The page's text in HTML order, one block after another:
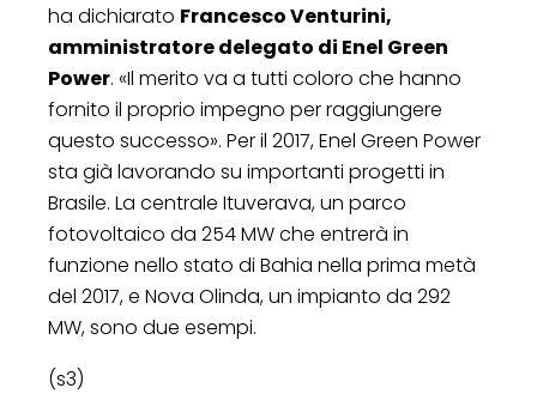
ha dichiarato Francesco Venturini,
amministratore delegato di Enel Green
Power. «Il merito va a tutti coloro che hanno
fornito il proprio impegno per raggiungere
questo successo». Per il 2017, Enel Green Power
sta già lavorando su importanti progetti in
Brasile. La centrale Ituverava, un parco
fotovoltaico da 254 MW che entrerà in
funzione nello stato di Bahia nella prima metà
del 2017, e Nova Olinda, un impianto da 292
MW, sono due esempi.
(s3)